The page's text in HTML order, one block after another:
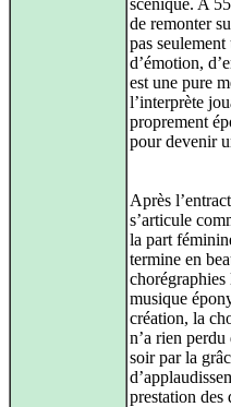
scénique. A
de remonter
pas
d’émotion,
est une pure
l’interprète
proprement
pour devenir
Après
s’articule
la part
termine en
musique
création, la
n’a rien
soir par la
prestation des